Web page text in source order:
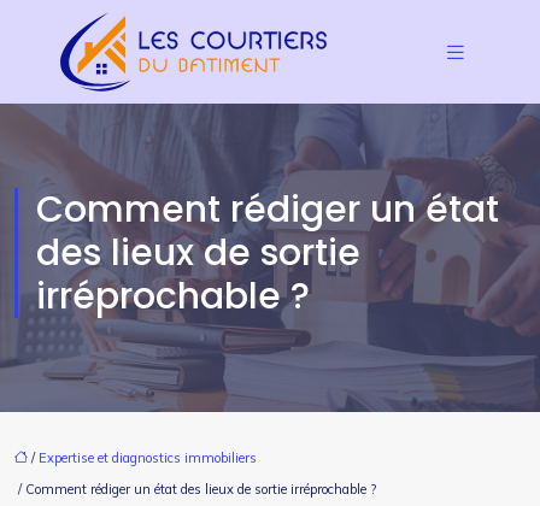
Comment rédiger un état
des lieux de sortie
irréprochable ?
/ Expertise et diagnostics immobiliers
/ Comment rédiger un état des lieux de sortie irréprochable ?